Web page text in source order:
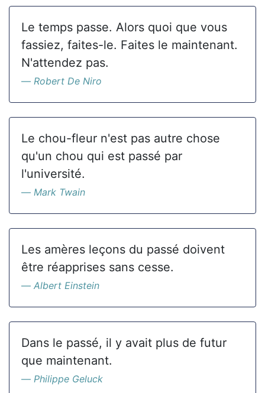
Le temps passe. Alors quoi que vous
fassiez, faites-le. Faites le maintenant.
N'attendez pas.
Robert De Niro
Le chou-fleur n'est pas autre chose
qu'un chou qui est passé par
l'université.
Mark Twain
Les amères leçons du passé doivent
être réapprises sans cesse.
Albert Einstein
Dans le passé, il y avait plus de futur
que maintenant.
Philippe Geluck